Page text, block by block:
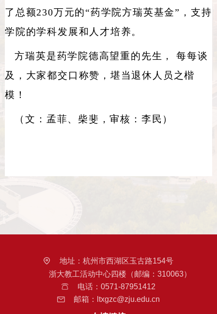
了总额230万元的“药学院方瑞英基金”，支持
学院的学科发展和人才培养。
方瑞英是药学院德高望重的先生， 每每谈
及，大家都交口称赞，堪当退休人员之楷
模！
（文：孟菲、柴斐，审核：李民）
地址：杭州市西湖区玉古路154号
浙大教工活动中心四楼（邮编：310063）
电话：0571-87951412
邮箱：
ltxgzc@zju.edu.cn